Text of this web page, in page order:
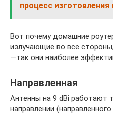
процесс
Вот почему домашние
излучающие во все
—так они наиболее
Направленная
Антенны на 9 dBi работают
направлении